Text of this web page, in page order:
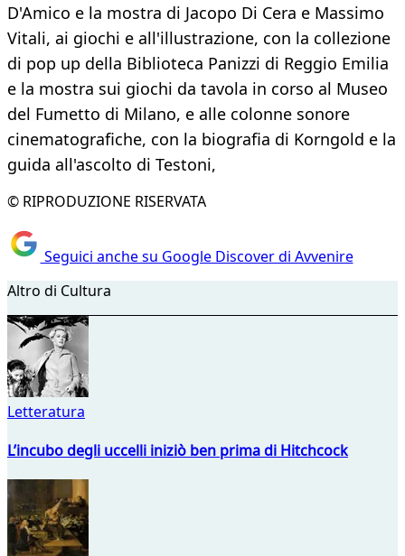
D'Amico e la mostra di Jacopo Di Cera e Massimo
Vitali, ai giochi e all'illustrazione, con la collezione
di pop up della Biblioteca Panizzi di Reggio Emilia
e la mostra sui giochi da tavola in corso al Museo
del Fumetto di Milano, e alle colonne sonore
cinematografiche, con la biografia di Korngold e la
guida all'ascolto di Testoni,
© RIPRODUZIONE RISERVATA
Seguici anche su Google Discover di Avvenire
Altro di Cultura
Letteratura
L’incubo degli uccelli iniziò ben prima di Hitchcock